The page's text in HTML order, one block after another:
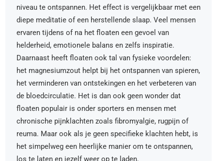
niveau te ontspannen. Het effect is vergelijkbaar met een
diepe meditatie of een herstellende slaap. Veel mensen
ervaren tijdens of na het floaten een gevoel van
helderheid, emotionele balans en zelfs inspiratie.
Daarnaast heeft floaten ook tal van fysieke voordelen:
het magnesiumzout helpt bij het ontspannen van spieren,
het verminderen van ontstekingen en het verbeteren van
de bloedcirculatie. Het is dan ook geen wonder dat
floaten populair is onder sporters en mensen met
chronische pijnklachten zoals fibromyalgie, rugpijn of
reuma. Maar ook als je geen specifieke klachten hebt, is
het simpelweg een heerlijke manier om te ontspannen,
los te laten en jezelf weer op te laden.